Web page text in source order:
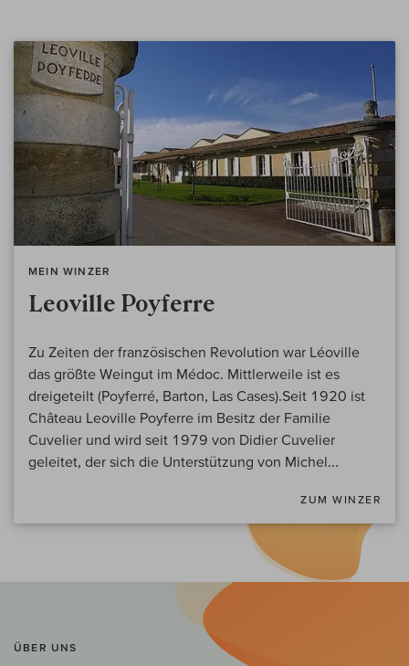
MEIN WINZER
Leoville Poyferre
Zu Zeiten der französischen Revolution war Léoville
das größte Weingut im Médoc. Mittlerweile ist es
dreigeteilt (Poyferré, Barton, Las Cases).Seit 1920 ist
Château Leoville Poyferre im Besitz der Familie
Cuvelier und wird seit 1979 von Didier Cuvelier
geleitet, der sich die Unterstützung von Michel...
ZUM WINZER
ÜBER UNS